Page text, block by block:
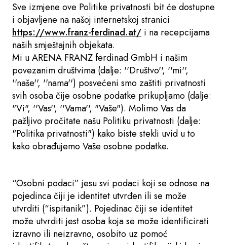
Sve izmjene ove Politike privatnosti bit će dostupne
i objavljene na našoj internetskoj stranici
https://www.franz-ferdinad.at/ i na recepcijama
naših smještajnih objekata.
Mi u ARENA FRANZ ferdinad GmbH i našim
povezanim društvima (dalje: ''Društvo'', ''mi'',
''naše'', ''nama'') posvećeni smo zaštiti privatnosti
svih osoba čije osobne podatke prikupljamo (dalje:
"Vi", ''Vas'', ''Vama'', "Vaše"). Molimo Vas da
pažljivo pročitate našu Politiku privatnosti (dalje:
"Politika privatnosti") kako biste stekli uvid u to
kako obrađujemo Vaše osobne podatke.
“Osobni podaci” jesu svi podaci koji se odnose na
pojedinca čiji je identitet utvrđen ili se može
utvrditi (“ispitanik”). Pojedinac čiji se identitet
može utvrditi jest osoba koja se može identificirati
izravno ili neizravno, osobito uz pomoć